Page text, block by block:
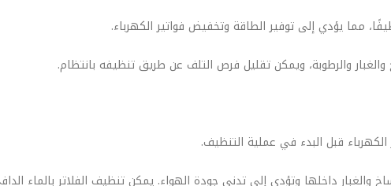
والغبار داخلها وتؤدي إلى تدني جودة الهواء. يمكن تنظيف الفلاتر بالماء